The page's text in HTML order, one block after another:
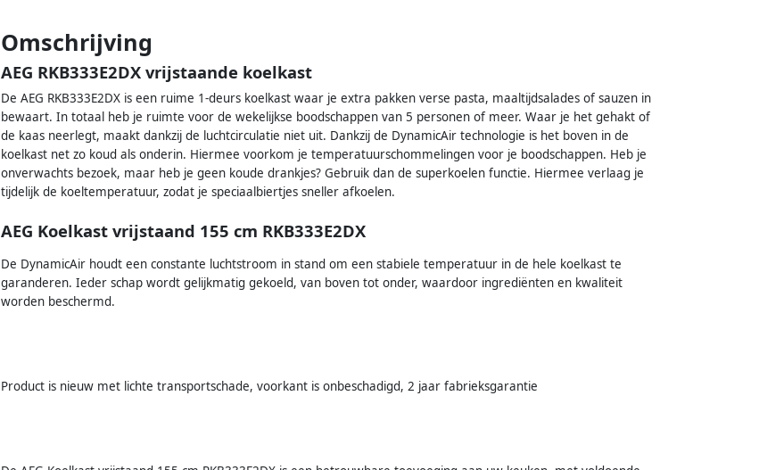
Omschrijving
AEG RKB333E2DX vrijstaande koelkast
De AEG RKB333E2DX is een ruime 1-deurs koelkast waar je extra pakken verse pasta, maaltijdsalades of sauzen in
bewaart. In totaal heb je ruimte voor de wekelijkse boodschappen van 5 personen of meer. Waar je het gehakt of
de kaas neerlegt, maakt dankzij de luchtcirculatie niet uit. Dankzij de DynamicAir technologie is het boven in de
koelkast net zo koud als onderin. Hiermee voorkom je temperatuurschommelingen voor je boodschappen. Heb je
onverwachts bezoek, maar heb je geen koude drankjes? Gebruik dan de superkoelen functie. Hiermee verlaag je
tijdelijk de koeltemperatuur, zodat je speciaalbiertjes sneller afkoelen.
AEG Koelkast vrijstaand 155 cm RKB333E2DX
De DynamicAir houdt een constante luchtstroom in stand om een stabiele temperatuur in de hele koelkast te
garanderen. Ieder schap wordt gelijkmatig gekoeld, van boven tot onder, waardoor ingrediënten en kwaliteit
worden beschermd.
Product is nieuw met lichte transportschade, voorkant is onbeschadigd, 2 jaar fabrieksgarantie